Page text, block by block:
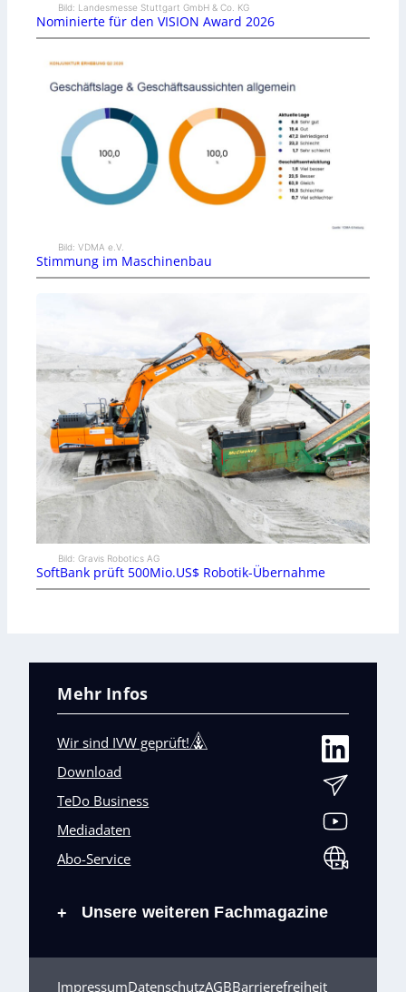
Bild: Landesmesse Stuttgart GmbH & Co. KG
Nominierte für den VISION Award 2026
Bild: VDMA e.V.
Stimmung im Maschinenbau
Bild: Gravis Robotics AG
SoftBank prüft 500Mio.US$ Robotik-Übernahme
Mehr Infos
Wir sind IVW geprüft!
Download
TeDo Business
Mediadaten
Abo-Service
+ Unsere weiteren Fachmagazine
ImpressumDatenschutzAGBBarrierefreiheit